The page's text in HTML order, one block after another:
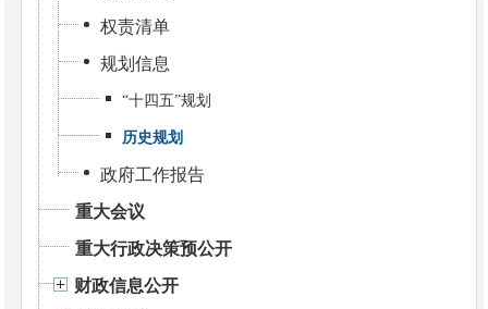
权责清单
规划信息
“十四五”规划
历史规划
政府工作报告
重大会议
重大行政决策预公开
财政信息公开